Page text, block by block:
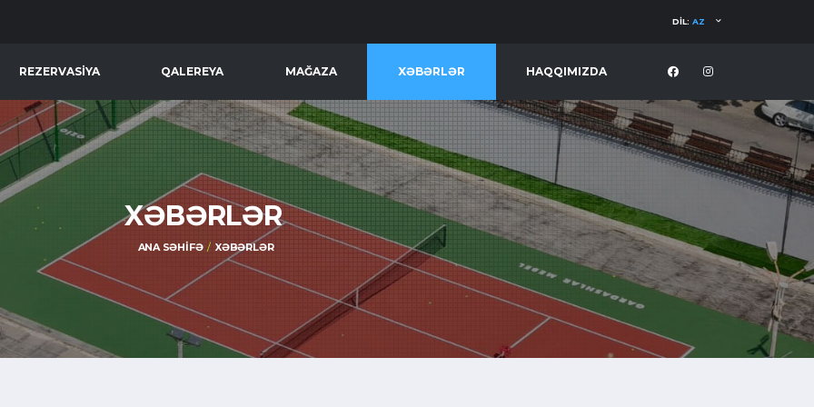
DIL: AZ
REZERVASIYA QALEREYA MAĞAZA XƏBƏRLƏR HAQQIMIZDA
XƏBƏRLƏR
ANA SƏHIFƏ XƏBƏRLƏR